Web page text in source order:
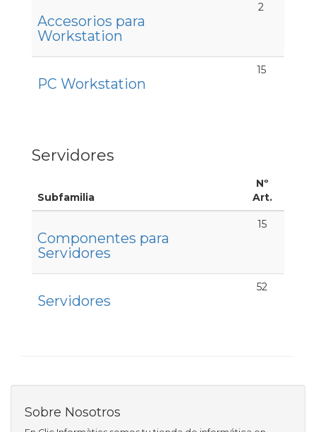
Accesorios para
Workstation
2
PC Workstation
15
Servidores
Subfamilia
Nº
Art.
Componentes para
Servidores
15
Servidores
52
Sobre Nosotros